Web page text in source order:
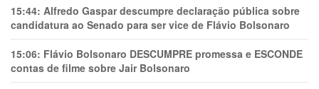
15:44: Alfredo Gaspar descumpre declaração pública sobre
candidatura ao Senado para ser vice de Flávio Bolsonaro
15:06: Flávio Bolsonaro DESCUMPRE promessa e ESCONDE
contas de filme sobre Jair Bolsonaro